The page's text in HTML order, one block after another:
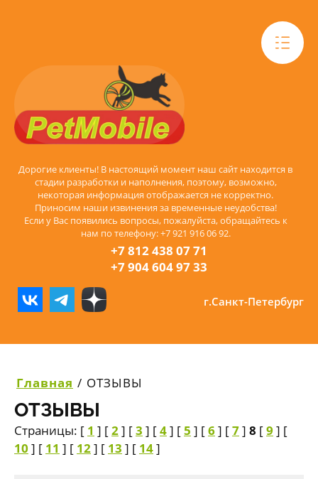
Дорогие клиенты! В настоящий момент наш сайт находится в
стадии разработки и наполнения, поэтому, возможно,
некоторая информация отображается не корректно.
Приносим наши извинения за временные неудобства!
Если у Вас появились вопросы, пожалуйста, обращайтесь к
нам по телефону: +7 921 916 06 92.
+7 812 438 07 71
+7 904 604 97 33
г.Санкт-Петербург
Главная / ОТЗЫВЫ
ОТЗЫВЫ
Страницы: [ 1 ] [2] [3 ] [4] [5 ] [6] [7] 8 [9 ] [
10 ] [ 11 ] [ 12] [ 13 ] [ 14]